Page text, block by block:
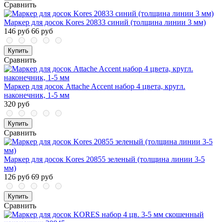
Сравнить
Маркер для досок Kores 20833 синий (толщина линии 3 мм)
146 руб 66 руб
Купить
Сравнить
Маркер для досок Attache Accent набор 4 цвета, кругл.
наконечник, 1-5 мм
320 руб
Купить
Сравнить
Маркер для досок Kores 20855 зеленый (толщина линии 3-5
мм)
126 руб 69 руб
Купить
Сравнить